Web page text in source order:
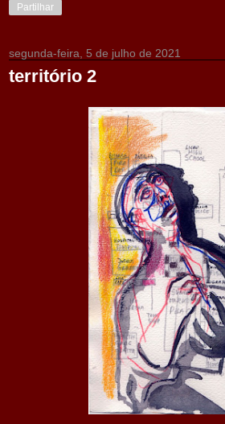
Partilhar
segunda-feira, 5 de julho de 2021
território 2